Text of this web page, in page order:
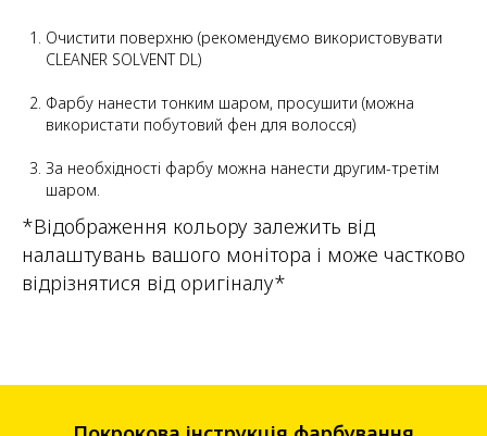
Очистити поверхню (рекомендуємо використовувати
CLEANER SOLVENT DL)
Фарбу нанести тонким шаром, просушити (можна
використати побутовий фен для волосся)
За необхідності фарбу можна нанести другим-третім
шаром.
*Відображення кольору залежить від
налаштувань вашого монітора і може частково
відрізнятися від оригіналу*